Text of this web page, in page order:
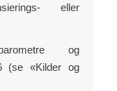
eller
og
(se «Kilder og